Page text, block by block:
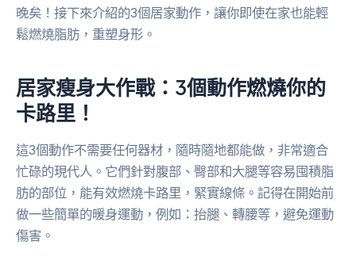
晚矣！接下來介紹的3個居家動作，讓你即使在家也能輕
鬆燃燒脂肪，重塑身形。
居家瘦身大作戰：3個動作燃燒你的
卡路里！
這3個動作不需要任何器材，隨時隨地都能做，非常適合
忙碌的現代人。它們針對腹部、臀部和大腿等容易囤積脂
肪的部位，能有效燃燒卡路里，緊實線條。記得在開始前
做一些簡單的暖身運動，例如：抬腿、轉腰等，避免運動
傷害。